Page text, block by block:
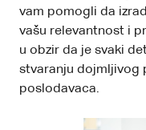
vam pomogli da
vašu relevantnost i
u obzir da je svaki
stvaranju dojmljivog
poslodavaca.